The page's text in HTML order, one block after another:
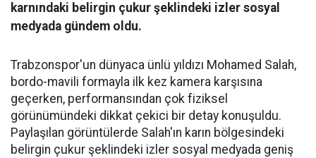
karnındaki belirgin çukur şeklindeki izler sosyal
medyada gündem oldu.
Trabzonspor'un dünyaca ünlü yıldızı Mohamed Salah,
bordo-mavili formayla ilk kez kamera karşısına
geçerken, performansından çok fiziksel
görünümündeki dikkat çekici bir detay konuşuldu.
Paylaşılan görüntülerde Salah'ın karın bölgesindeki
belirgin çukur şeklindeki izler sosyal medyada geniş